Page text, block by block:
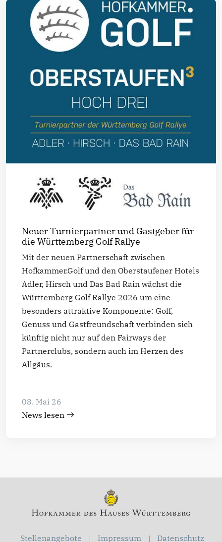
Neuer Turnierpartner und Gastgeber für
die Württemberg Golf Rallye
Mit der neuen Partnerschaft zwischen
Hofkammer.Golf und den Oberstaufener Hotels
Adler, Hirsch und Das Bad Rain wächst die
Württemberg Golf Rallye 2026 um eine
besonders attraktive Komponente: Golf,
Genuss und Gastfreundschaft verbinden sich
künftig nicht nur auf den Fairways der
Partnerclubs, sondern auch im Herzen des
Allgäus.
08. Mai 26
News lesen
Stellenangebote Impressum Datenschutz